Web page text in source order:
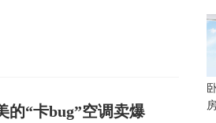
的“卡bug”空调卖爆